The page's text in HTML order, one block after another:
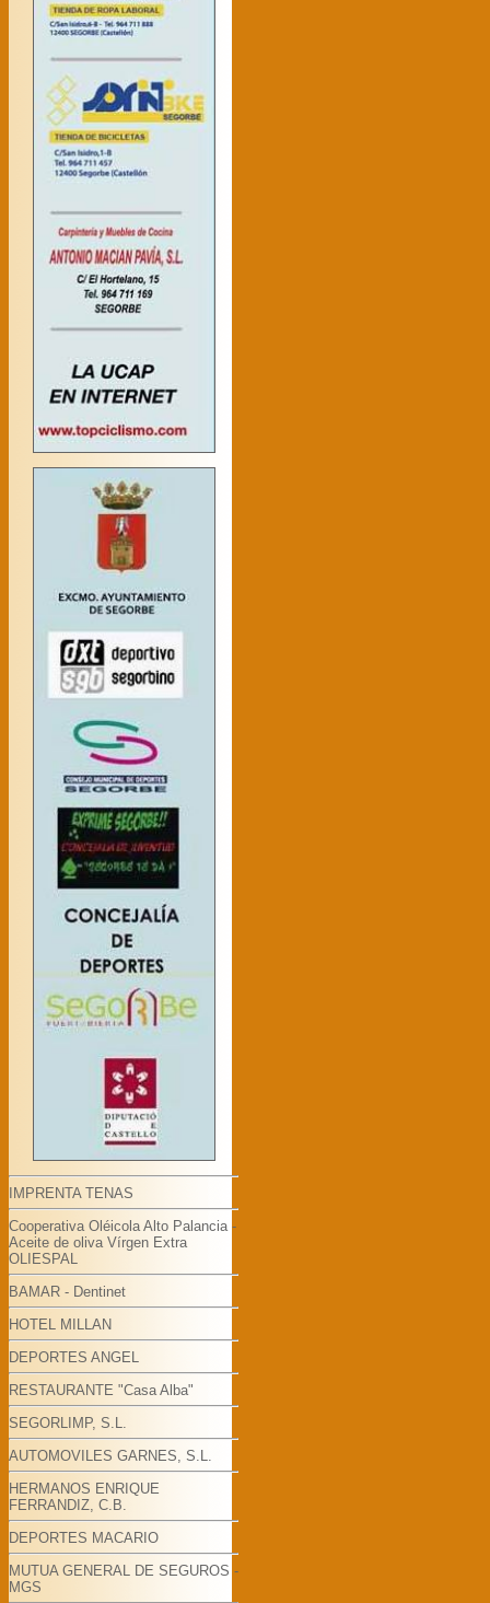
IMPRENTA TENAS
Cooperativa Oléicola Alto Palancia -
Aceite de oliva Vírgen Extra
OLIESPAL
BAMAR - Dentinet
HOTEL MILLAN
DEPORTES ANGEL
RESTAURANTE "Casa Alba"
SEGORLIMP, S.L.
AUTOMOVILES GARNES, S.L.
HERMANOS ENRIQUE
FERRANDIZ, C.B.
DEPORTES MACARIO
MUTUA GENERAL DE SEGUROS -
MGS